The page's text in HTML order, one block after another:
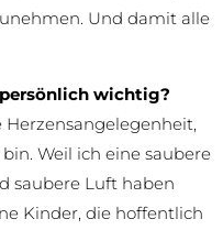
Und damit alle
wichtig?
Weil ich eine saubere
saubere Luft haben
Kinder, die hoffentlich